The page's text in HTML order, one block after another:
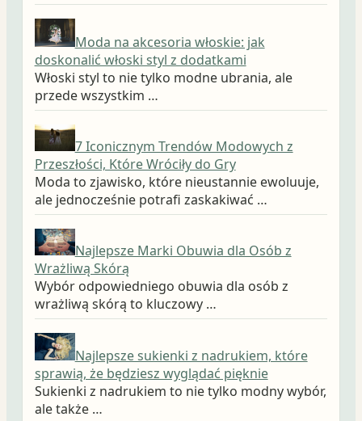
Moda na akcesoria włoskie: jak
doskonalić włoski styl z dodatkami
Włoski styl to nie tylko modne ubrania, ale
przede wszystkim …
7 Iconicznym Trendów Modowych z
Przeszłości, Które Wróciły do Gry
Moda to zjawisko, które nieustannie ewoluuje,
ale jednocześnie potrafi zaskakiwać …
Najlepsze Marki Obuwia dla Osób z
Wrażliwą Skórą
Wybór odpowiedniego obuwia dla osób z
wrażliwą skórą to kluczowy …
Najlepsze sukienki z nadrukiem, które
sprawią, że będziesz wyglądać pięknie
Sukienki z nadrukiem to nie tylko modny wybór,
ale także …